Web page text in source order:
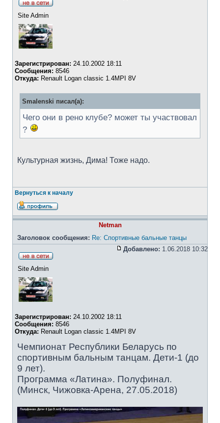
Site Admin
Зарегистрирован: 24.10.2002 18:11
Сообщения: 8546
Откуда: Renault Logan classic 1.4MPI 8V
Smalenski писал(а):
Чего они в рено клубе? может ты участвовал
?
Культурная жизнь, Дима! Тоже надо.
Вернуться к началу
Netman
Заголовок сообщения: Re: Спортивные бальные танцы
Добавлено: 1.06.2018 10:32
Site Admin
Зарегистрирован: 24.10.2002 18:11
Сообщения: 8546
Откуда: Renault Logan classic 1.4MPI 8V
Чемпионат Республики Беларусь по
спортивным бальным танцам. Дети-1 (до
9 лет).
Программа «Латина». Полуфинал.
(Минск, Чижовка-Арена, 27.05.2018)